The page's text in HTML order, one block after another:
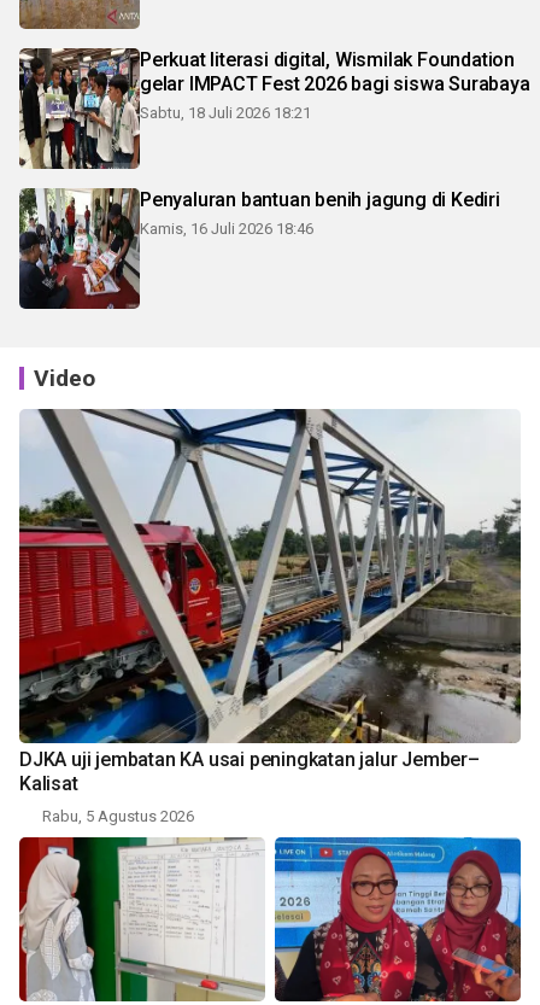
Perkuat literasi digital, Wismilak Foundation
gelar IMPACT Fest 2026 bagi siswa Surabaya
Sabtu, 18 Juli 2026 18:21
Penyaluran bantuan benih jagung di Kediri
Kamis, 16 Juli 2026 18:46
Video
DJKA uji jembatan KA usai peningkatan jalur Jember–
Kalisat
Rabu, 5 Agustus 2026